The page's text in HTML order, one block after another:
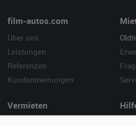
film-autos.com
Über uns
Leistungen
Referenzen
Kundenmeinungen
Vermieten